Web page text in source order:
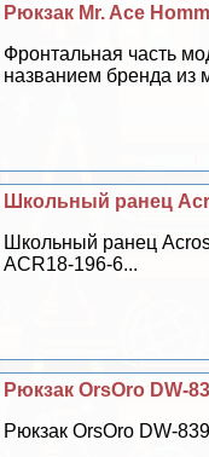
Рюкзак Mr. Ace
Фронтальная часть
названием бренда из
Школьный ранец
Школьный ранец
ACR18-196-6...
Рюкзак OrsOro DW-
Рюкзак OrsOro DW-